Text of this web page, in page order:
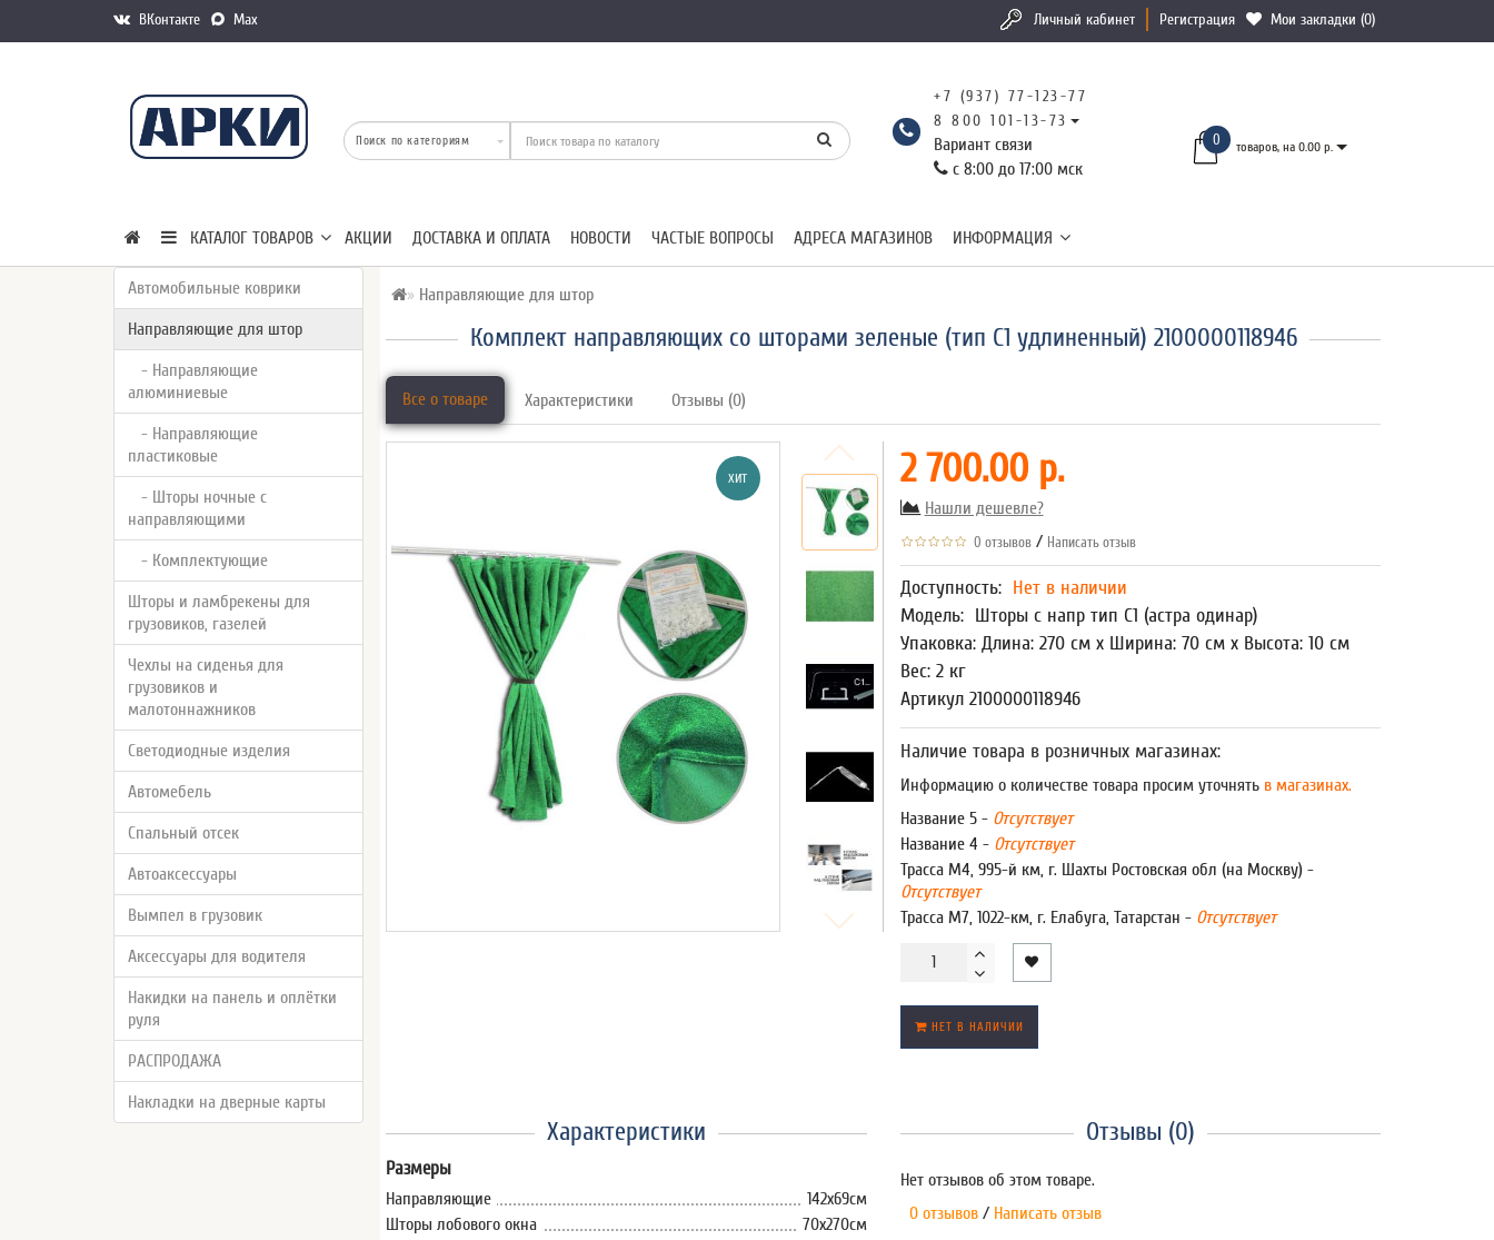
ВКонтакте Max Личный кабинет Регистрация Мои закладки (0)
+7 (937) 77-123-77
8 800 101-13-73
Вариант связи
с 8:00 до 17:00 мск
0 товаров, на 0.00 р.
КАТАЛОГ ТОВАРОВ АКЦИИ ДОСТАВКА И ОПЛАТА НОВОСТИ ЧАСТЫЕ ВОПРОСЫ АДРЕСА МАГАЗИНОВ ИНФОРМАЦИЯ
Автомобильные коврики
Направляющие для штор
- Направляющие
алюминиевые
- Направляющие
пластиковые
- Шторы ночные с
направляющими
- Комплектующие
Шторы и ламбрекены для
грузовиков, газелей
Чехлы на сиденья для
грузовиков и
малотоннажников
Светодиодные изделия
Автомебель
Спальный отсек
Автоаксессуары
Вымпел в грузовик
Аксессуары для водителя
Накидки на панель и оплётки
руля
РАСПРОДАЖА
Накладки на дверные карты
Направляющие для штор
Комплект направляющих со шторами зеленые (тип С1 удлиненный) 2100000118946
Все о товаре Характеристики Отзывы (0)
ХИТ 2 700.00 р.
Нашли дешевле?
0 отзывов / Написать отзыв
Доступность: Нет в наличии
Модель: Шторы с напр тип С1 (астра одинар)
Упаковка: Длина: 270 см x Ширина: 70 см x Высота: 10 см
Вес: 2 кг
Артикул 2100000118946
Наличие товара в розничных магазинах:
Информацию о количестве товара просим уточнятьв магазинах.
Название 5 - Отсутствует
Название 4 - Отсутствует
Трасса М4, 995-й км, г. Шахты Ростовская обл (на Москву) -
Отсутствует
Трасса М7, 1022-км, г. Елабуга, Татарстан - Отсутствует
НЕТ В НАЛИЧИИ
Характеристики
Размеры
Направляющие
142х69см
Шторы лобового окна
70х270см
Отзывы (0)
Нет отзывов об этом товаре.
0 отзывов / Написать отзыв